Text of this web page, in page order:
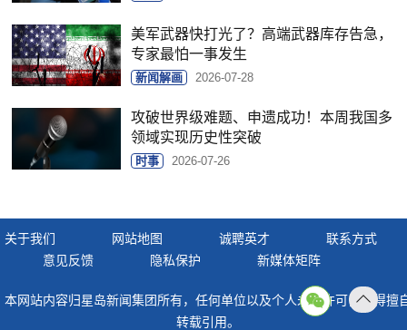
美军武器快打光了？高端武器库存告急，
专家最怕一事发生
新闻解画 2026-07-28
攻破世界级难题、申遗成功！本周我国多
领域实现历史性突破
时事 2026-07-26
关于我们 网站地图 诚聘英才
联系方式
意见反馈
隐私保护 新媒体矩阵
本网站内容归星岛新闻集团所有，任何单位以及个人未经许可，不得擅
转载引用。